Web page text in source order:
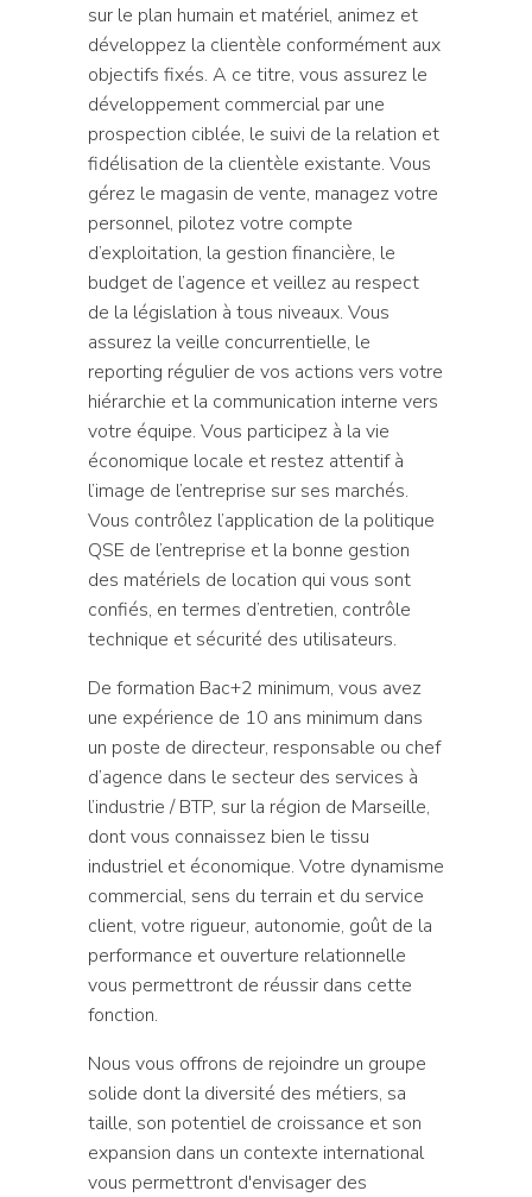
sur le plan humain et matériel, animez et
développez la clientèle conformément aux
objectifs fixés. A ce titre, vous assurez le
développement commercial par une
prospection ciblée, le suivi de la relation et
fidélisation de la clientèle existante. Vous
gérez le magasin de vente, managez votre
personnel, pilotez votre compte
d’exploitation, la gestion financière, le
budget de l’agence et veillez au respect
de la législation à tous niveaux. Vous
assurez la veille concurrentielle, le
reporting régulier de vos actions vers votre
hiérarchie et la communication interne vers
votre équipe. Vous participez à la vie
économique locale et restez attentif à
l’image de l’entreprise sur ses marchés.
Vous contrôlez l’application de la politique
QSE de l’entreprise et la bonne gestion
des matériels de location qui vous sont
confiés, en termes d’entretien, contrôle
technique et sécurité des utilisateurs.
De formation Bac+2 minimum, vous avez
une expérience de 10 ans minimum dans
un poste de directeur, responsable ou chef
d’agence dans le secteur des services à
l’industrie / BTP, sur la région de Marseille,
dont vous connaissez bien le tissu
industriel et économique. Votre dynamisme
commercial, sens du terrain et du service
client, votre rigueur, autonomie, goût de la
performance et ouverture relationnelle
vous permettront de réussir dans cette
fonction.
Nous vous offrons de rejoindre un groupe
solide dont la diversité des métiers, sa
taille, son potentiel de croissance et son
expansion dans un contexte international
vous permettront d'envisager des